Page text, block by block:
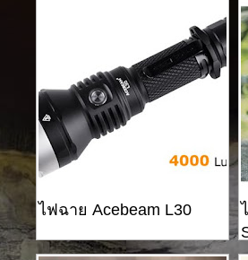
ไฟฉาย Acebeam L30